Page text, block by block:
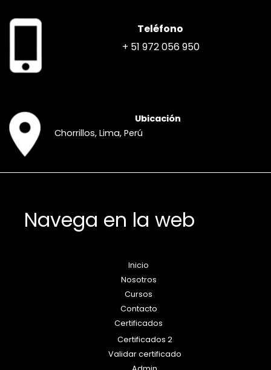
Teléfono
+ 51 972 056 950
Ubicación
Chorrillos, Lima, Perú
Navega en la web
Inicio
Nosotros
Cursos
Contacto
Certificados
Certificados 2
Validar certificado